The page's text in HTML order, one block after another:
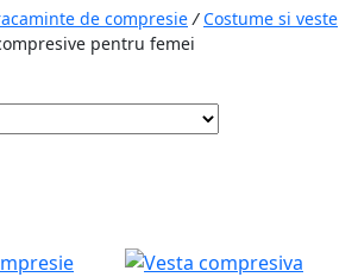
de compresie / Costume si veste
pentru femei